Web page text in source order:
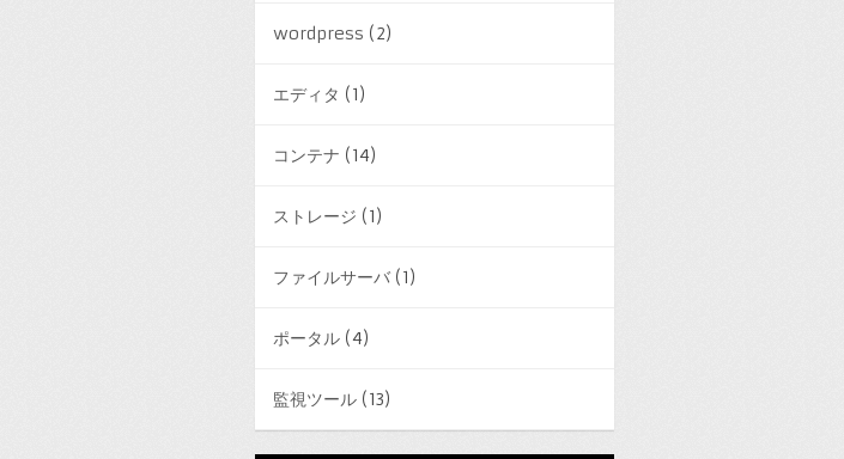
wordpress (2)
エディタ (1)
コンテナ (14)
ストレージ (1)
ファイルサーバ(1)
ポータル (4)
監視ツール (13)